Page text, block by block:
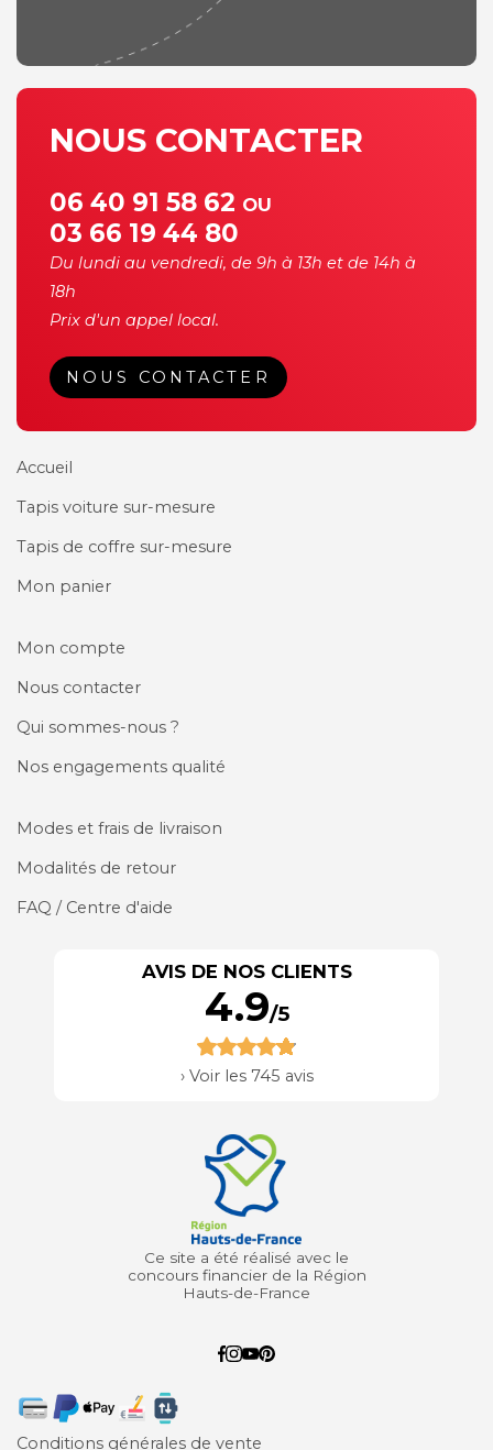
NOUS CONTACTER
06 40 91 58 62 OU
03 66 19 44 80
Du lundi au vendredi, de 9h à 13h et de 14h à
18h
Prix d'un appel local.
NOUS CONTACTER
Accueil
Tapis voiture sur-mesure
Tapis de coffre sur-mesure
Mon panier
Mon compte
Nous contacter
Qui sommes-nous ?
Nos engagements qualité
Modes et frais de livraison
Modalités de retour
FAQ / Centre d'aide
AVIS DE NOS CLIENTS
4.9/5
› Voir les 745 avis
Ce site a été réalisé avec le
concours financier de la Région
Hauts-de-France
Conditions générales de vente